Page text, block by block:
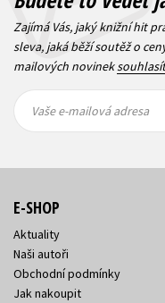
Zajímá Vás, jaký knižní hit
sleva, jaká běží soutěž o
mailových novinek
mailová
mailová
Vaše e-mailová adresa
E-SHOP
Aktuality
Naši autoři
Obchodní podmínky
Jak nakoupit